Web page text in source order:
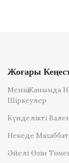
Жоғары
Менің Жанымда
Шіркеулер
Күнделікті
Некеде
Әйелі Өзін